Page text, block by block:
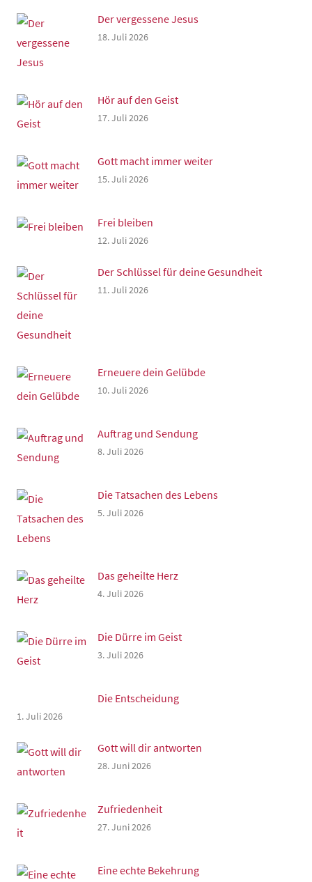
Der vergessene Jesus
18. Juli 2026
Hör auf den Geist
17. Juli 2026
Gott macht immer weiter
15. Juli 2026
Frei bleiben
12. Juli 2026
Der Schlüssel für deine Gesundheit
11. Juli 2026
Erneuere dein Gelübde
10. Juli 2026
Auftrag und Sendung
8. Juli 2026
Die Tatsachen des Lebens
5. Juli 2026
Das geheilte Herz
4. Juli 2026
Die Dürre im Geist
3. Juli 2026
Die Entscheidung
1. Juli 2026
Gott will dir antworten
28. Juni 2026
Zufriedenheit
27. Juni 2026
Eine echte Bekehrung